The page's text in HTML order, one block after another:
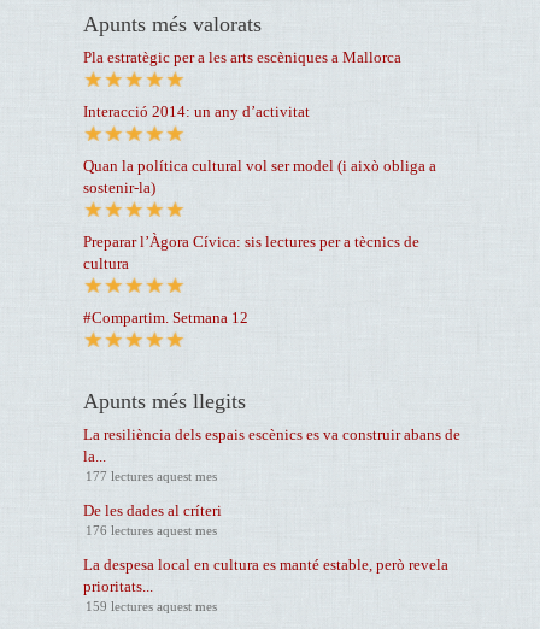
Apunts més valorats
Pla estratègic per a les arts escèniques a Mallorca
Interacció 2014: un any d’activitat
Quan la política cultural vol ser model (i això obliga a
sostenir-la)
Preparar l’Àgora Cívica: sis lectures per a tècnics de
cultura
#Compartim. Setmana 12
Apunts més llegits
La resiliència dels espais escènics es va construir abans de
la...
177 lectures aquest mes
De les dades al críteri
176 lectures aquest mes
La despesa local en cultura es manté estable, però revela
prioritats...
159 lectures aquest mes